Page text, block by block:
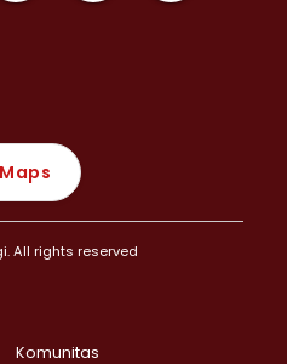
All rights reserved
Komunitas